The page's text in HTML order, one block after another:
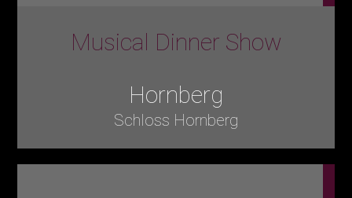
Musical Dinner Show
Hornberg
Schloss Hornberg